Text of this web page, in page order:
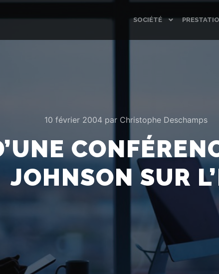
SOCIÉTÉ
10 février 2004par Christophe Deschamps
JOHNSON SUR